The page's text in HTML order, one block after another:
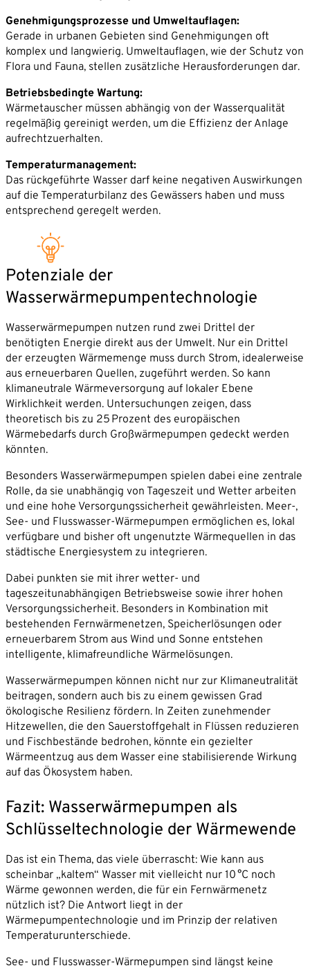
Genehmigungsprozesse und Umweltauflagen:
Gerade in urbanen Gebieten sind Genehmigungen oft
komplex und langwierig. Umweltauflagen, wie der Schutz von
Flora und Fauna, stellen zusätzliche Herausforderungen dar.
Betriebsbedingte Wartung:
Wärmetauscher müssen abhängig von der Wasserqualität
regelmäßig gereinigt werden, um die Effizienz der Anlage
aufrechtzuerhalten.
Temperaturmanagement:
Das rückgeführte Wasser darf keine negativen Auswirkungen
auf die Temperaturbilanz des Gewässers haben und muss
entsprechend geregelt werden.
Potenziale der
Wasserwärmepumpentechnologie
Wasserwärmepumpen nutzen rund zwei Drittel der
benötigten Energie direkt aus der Umwelt. Nur ein Drittel
der erzeugten Wärmemenge muss durch Strom, idealerweise
aus erneuerbaren Quellen, zugeführt werden. So kann
klimaneutrale Wärmeversorgung auf lokaler Ebene
Wirklichkeit werden. Untersuchungen zeigen, dass
theoretisch bis zu 25 Prozent des europäischen
Wärmebedarfs durch Großwärmepumpen gedeckt werden
könnten.
Besonders Wasserwärmepumpen spielen dabei eine zentrale
Rolle, da sie unabhängig von Tageszeit und Wetter arbeiten
und eine hohe Versorgungssicherheit gewährleisten. Meer-,
See- und Flusswasser-Wärmepumpen ermöglichen es, lokal
verfügbare und bisher oft ungenutzte Wärmequellen in das
städtische Energiesystem zu integrieren.
Dabei punkten sie mit ihrer wetter- und
tageszeitunabhängigen Betriebsweise sowie ihrer hohen
Versorgungssicherheit. Besonders in Kombination mit
bestehenden Fernwärmenetzen, Speicherlösungen oder
erneuerbarem Strom aus Wind und Sonne entstehen
intelligente, klimafreundliche Wärmelösungen.
Wasserwärmepumpen können nicht nur zur Klimaneutralität
beitragen, sondern auch bis zu einem gewissen Grad
ökologische Resilienz fördern. In Zeiten zunehmender
Hitzewellen, die den Sauerstoffgehalt in Flüssen reduzieren
und Fischbestände bedrohen, könnte ein gezielter
Wärmeentzug aus dem Wasser eine stabilisierende Wirkung
auf das Ökosystem haben.
Fazit: Wasserwärmepumpen als
Schlüsseltechnologie der Wärmewende
Das ist ein Thema, das viele überrascht: Wie kann aus
scheinbar „kaltem“ Wasser mit vielleicht nur 10 °C noch
Wärme gewonnen werden, die für ein Fernwärmenetz
nützlich ist? Die Antwort liegt in der
Wärmepumpentechnologie und im Prinzip der relativen
Temperaturunterschiede.
See- und Flusswasser-Wärmepumpen sind längst keine